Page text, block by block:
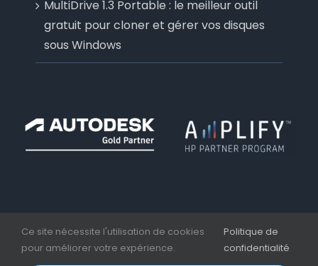
MultiDrive 1.3 Portable : le meilleur outil
gratuit pour cloner et gérer vos disques
sous Windows
Ce site nécessite l'utilisation de cookies
pour améliorer votre expérience.
Politique de
confidentialité